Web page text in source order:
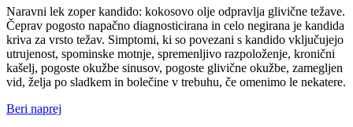
Naravni lek zoper kandido: kokosovo olje odpravlja glivične težave.
Čeprav pogosto napačno diagnosticirana in celo negirana je kandida
kriva za vrsto težav. Simptomi, ki so povezani s kandido vključujejo
utrujenost, spominske motnje, spremenljivo razpoloženje, kronični
kašelj, pogoste okužbe sinusov, pogoste glivične okužbe, zamegljen
vid, želja po sladkem in bolečine v trebuhu, če omenimo le nekatere.
Beri naprej